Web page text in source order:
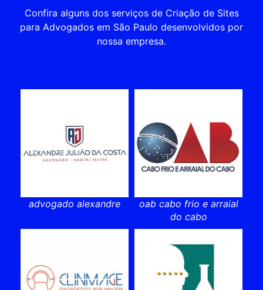
Confira alguns dos serviços de Criação de Sites
para Advogados em São Paulo desenvolvidos por
nossa empresa.
advogado alexandre
oab cabo frio e arraial
do cabo